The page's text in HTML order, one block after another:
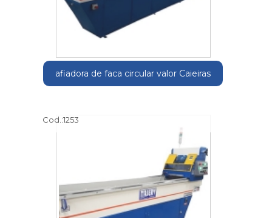
afiadora de faca circular valor Caieiras
Cod.:1253